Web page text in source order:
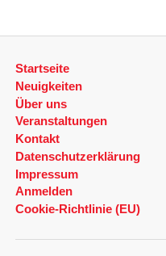
Startseite
Neuigkeiten
Über uns
Veranstaltungen
Kontakt
Datenschutzerklärung
Impressum
Anmelden
Cookie-Richtlinie (EU)